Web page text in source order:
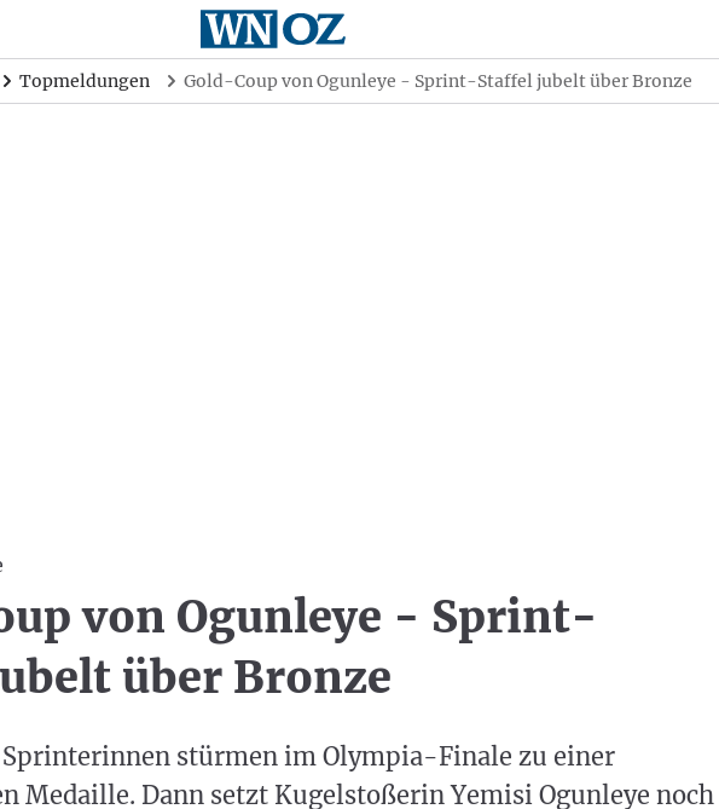
Topmeldungen Gold-Coup von Ogunleye - Sprint-Staffel jubelt über Bronze
von Ogunleye - Sprint-
über Bronze
Sprinterinnen stürmen im Olympia-Finale zu einer
Medaille. Dann setzt Kugelstoßerin Yemisi Ogunleye noch